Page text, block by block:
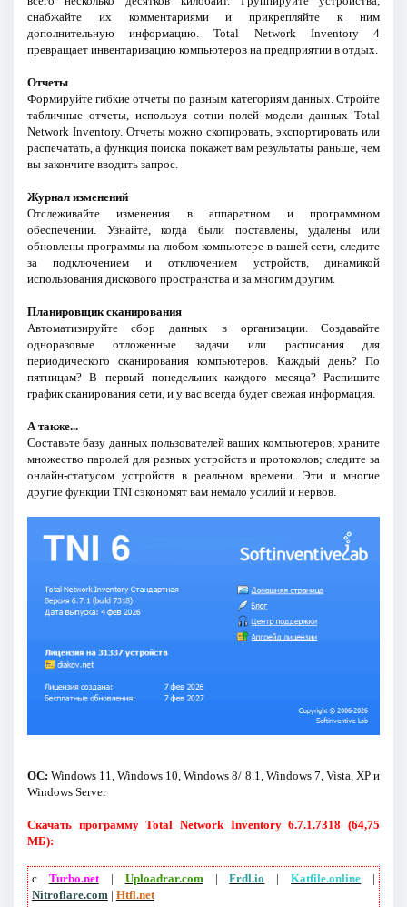
снабжайте их комментариями и прикрепляйте к ним
дополнительную информацию. Total Network Inventory 4
превращает инвентаризацию компьютеров на предприятии в отдых.
Отчеты
Формируйте гибкие отчеты по разным категориям данных. Стройте
табличные отчеты, используя сотни полей модели данных Total
Network Inventory. Отчеты можно скопировать, экспортировать или
распечатать, а функция поиска покажет вам результаты раньше, чем
вы закончите вводить запрос.
Журнал изменений
Отслеживайте изменения в аппаратном и программном
обеспечении. Узнайте, когда были поставлены, удалены или
обновлены программы на любом компьютере в вашей сети, следите
за подключением и отключением устройств, динамикой
использования дискового пространства и за многим другим.
Планировщик сканирования
Автоматизируйте сбор данных в организации. Создавайте
одноразовые отложенные задачи или расписания для
периодического сканирования компьютеров. Каждый день? По
пятницам? В первый понедельник каждого месяца? Распишите
график сканирования сети, и у вас всегда будет свежая информация.
А также...
Составьте базу данных пользователей ваших компьютеров; храните
множество паролей для разных устройств и протоколов; следите за
онлайн-статусом устройств в реальном времени. Эти и многие
другие функции TNI сэкономят вам немало усилий и нервов.
ОС: Windows 11, Windows 10, Windows 8/ 8.1, Windows 7, Vista, XP и
Windows Server
Скачать программу Total Network Inventory 6.7.1.7318 (64,75
МБ):
с Turbo.net| Uploadrar.com |Frdl.io |Katfile.online |
Nitroflare.com | Htfl.net